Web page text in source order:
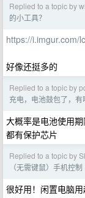
Replied to a topic by
的小工具？
https://i.imgur.com/
好像还挺多的
Replied to a topic by
充电，电池鼓包了，
大概率是电池使用
都有保护芯片
Replied to a topic by
（无需键鼠）手机控
很好用！闲置电脑